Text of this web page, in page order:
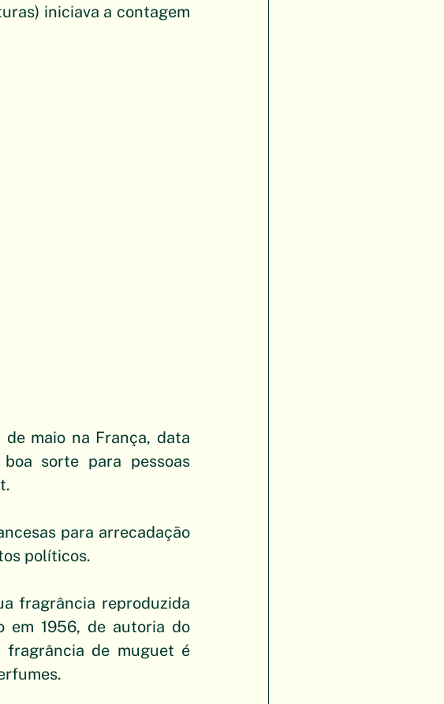
iniciava a contagem
de maio na França, data
sorte para pessoas
para arrecadação
políticos.
fragrância reproduzida
em 1956, de autoria do
fragrância de muguet é